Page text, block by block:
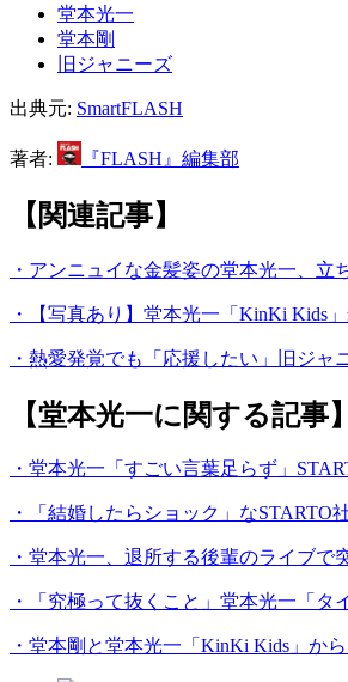
堂本光一
堂本剛
旧ジャニーズ
出典元: SmartFLASH
著者: 『FLASH』編集部
【関連記事】
・アンニュイな金髪姿の堂本光一、立
・【写真あり】堂本光一「KinKi Kids
・熱愛発覚でも「応援したい」旧ジャ
【堂本光一に関する記事】
・堂本光一「すごい言葉足らず」
・「結婚したらショック」な
・堂本光一、退所する後輩のライブ
・「究極って抜くこと」堂本光一「
・堂本剛と堂本光一「KinKi Kids」か